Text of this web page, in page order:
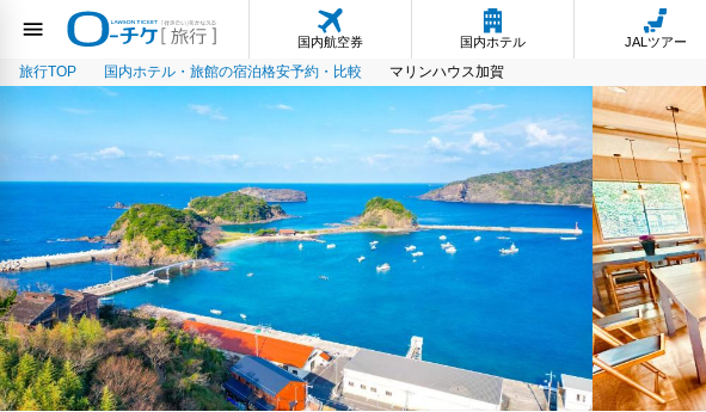
国内航空券 国内ホテル JALツアー
旅行TOP 国内ホテル・旅館の宿泊格安予約・比較 マリンハウス加賀